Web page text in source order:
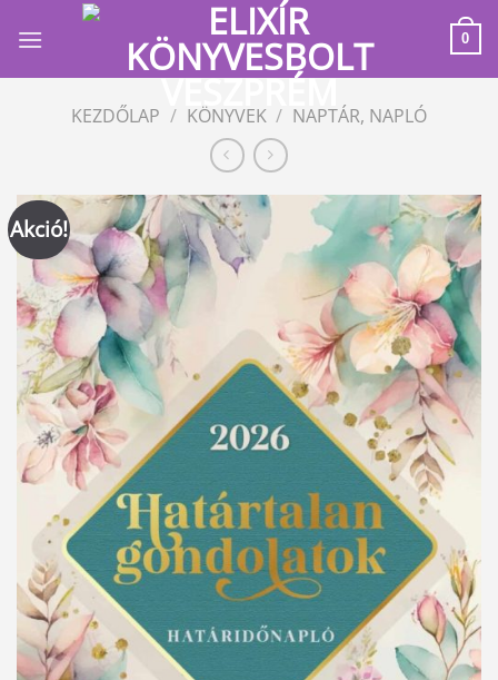
0
KEZDŐLAP / KÖNYVEK / NAPTÁR, NAPLÓ
Akció!